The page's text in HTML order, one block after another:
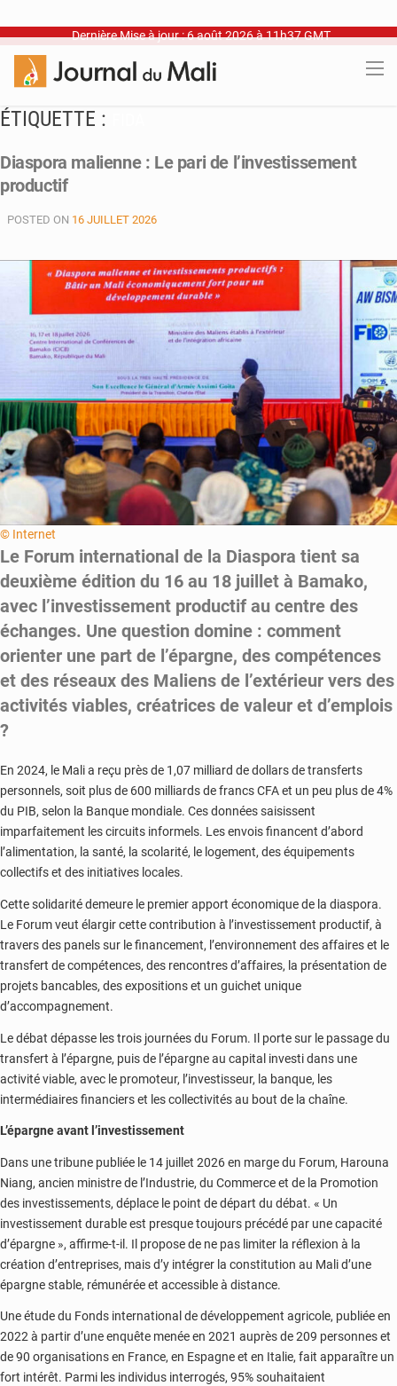
Dernière Mise à jour : 6 août 2026 à 11h37 GMT
ÉTIQUETTE :
Diaspora malienne : Le pari de l’investissement
productif
POSTED ON 16 JUILLET 2026
© Internet
Le Forum international de la Diaspora tient sa
deuxième édition du 16 au 18 juillet à Bamako,
avec l’investissement productif au centre des
échanges. Une question domine : comment
orienter une part de l’épargne, des compétences
et des réseaux des Maliens de l’extérieur vers des
activités viables, créatrices de valeur et d’emplois
?
En 2024, le Mali a reçu près de 1,07 milliard de dollars de transferts
personnels, soit plus de 600 milliards de francs CFA et un peu plus de 4%
du PIB, selon la Banque mondiale. Ces données saisissent
imparfaitement les circuits informels. Les envois financent d’abord
l’alimentation, la santé, la scolarité, le logement, des équipements
collectifs et des initiatives locales.
Cette solidarité demeure le premier apport économique de la diaspora.
Le Forum veut élargir cette contribution à l’investissement productif, à
travers des panels sur le financement, l’environnement des affaires et le
transfert de compétences, des rencontres d’affaires, la présentation de
projets bancables, des expositions et un guichet unique
d’accompagnement.
Le débat dépasse les trois journées du Forum. Il porte sur le passage du
transfert à l’épargne, puis de l’épargne au capital investi dans une
activité viable, avec le promoteur, l’investisseur, la banque, les
intermédiaires financiers et les collectivités au bout de la chaîne.
L’épargne avant l’investissement
Dans une tribune publiée le 14 juillet 2026 en marge du Forum, Harouna
Niang, ancien ministre de l’Industrie, du Commerce et de la Promotion
des investissements, déplace le point de départ du débat. « Un
investissement durable est presque toujours précédé par une capacité
d’épargne », affirme-t-il. Il propose de ne pas limiter la réflexion à la
création d’entreprises, mais d’y intégrer la constitution au Mali d’une
épargne stable, rémunérée et accessible à distance.
Une étude du Fonds international de développement agricole, publiée en
2022 à partir d’une enquête menée en 2021 auprès de 209 personnes et
de 90 organisations en France, en Espagne et en Italie, fait apparaître un
fort intérêt. Parmi les individus interrogés, 95% souhaitaient